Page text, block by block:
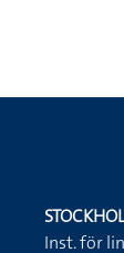
Inst. för